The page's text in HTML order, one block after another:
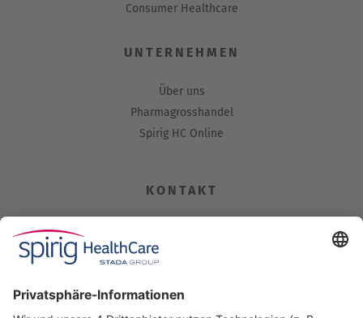
Consumer Healthcare
UNTERNEHMEN
Über uns
Pharmagrosshandel
Spirig HC Online
KONTAKT
Industriestrasse 30
CH-4622 Egerkingen
Tel. +41 62 388 85 00